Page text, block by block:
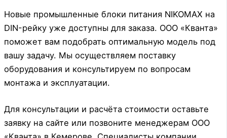
Новые промышленные блоки питания NIKOMAX на
DIN-рейку уже доступны для заказа. ООО «Кванта»
поможет вам подобрать оптимальную модель под
вашу задачу. Мы осуществляем поставку
оборудования и консультируем по вопросам
монтажа и эксплуатации.
Для консультации и расчёта стоимости оставьте
заявку на сайте или позвоните менеджерам ООО